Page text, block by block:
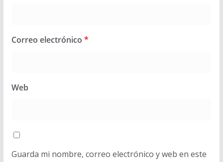
Correo electrónico *
Web
Guarda mi nombre, correo electrónico y web en este